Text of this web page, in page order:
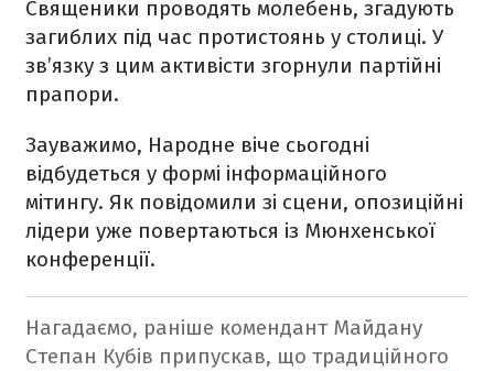
Священики проводять молебень, згадують
загиблих під час протистоянь у столиці. У
зв’язку з цим активісти згорнули партійні
прапори.
Зауважимо, Народне віче сьогодні
відбудеться у формі інформаційного
мітингу. Як повідомили зі сцени, опозиційні
лідери уже повертаються із Мюнхенської
конференції.
Нагадаємо, раніше комендант Майдану
Степан Кубів припускав, що традиційного